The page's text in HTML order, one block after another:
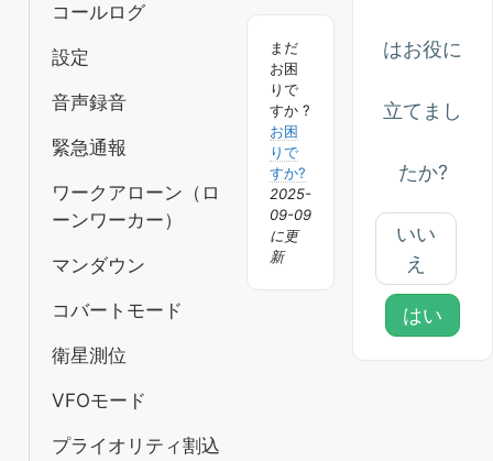
コールログ
設定
音声録音
緊急通報
ワークアローン（ロ
ーンワーカー）
マンダウン
コバートモード
衛星測位
VFOモード
プライオリティ割込
ョ
ン
まだ
お困
りで
すか ?
お困
りで
すか?
2025-
09-09
に更
新
はお役に
立てまし
たか?
いい
え
はい